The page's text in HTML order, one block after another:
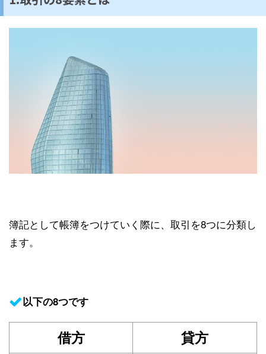
簿記として帳簿をつけていく際に、取引を8つに分類し
ます。
以下の8つです
借方
貸方